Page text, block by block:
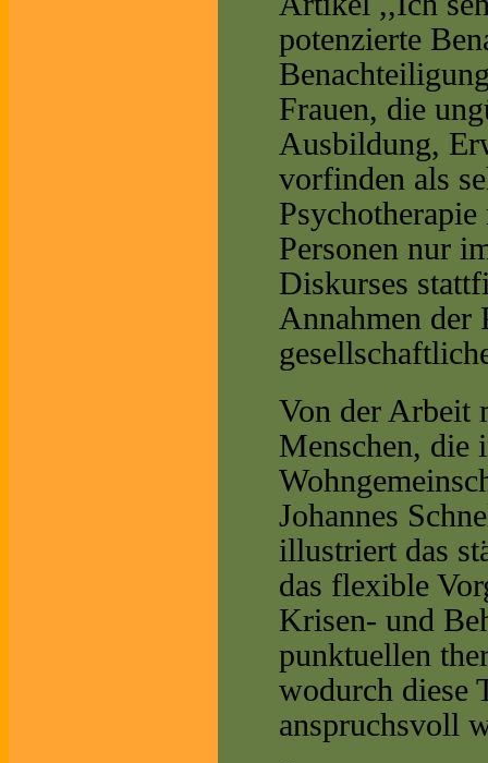
potenzierte
Frauen, die
Ausbildung,
vorfinden als
Personen nur
Diskurses
Annahmen der
Von der Arbeit
Menschen, die
Johannes
illustriert das
das flexible
Krisen- und
punktuellen
wodurch diese
anspruchsvoll